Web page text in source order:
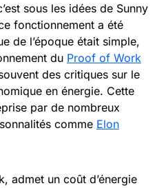
sous les idées de Sunny
fonctionnement a été
de l’époque était simple,
du Proof of Work
des critiques sur le
en énergie. Cette
par de nombreux
comme Elon
admet un coût d’énergie